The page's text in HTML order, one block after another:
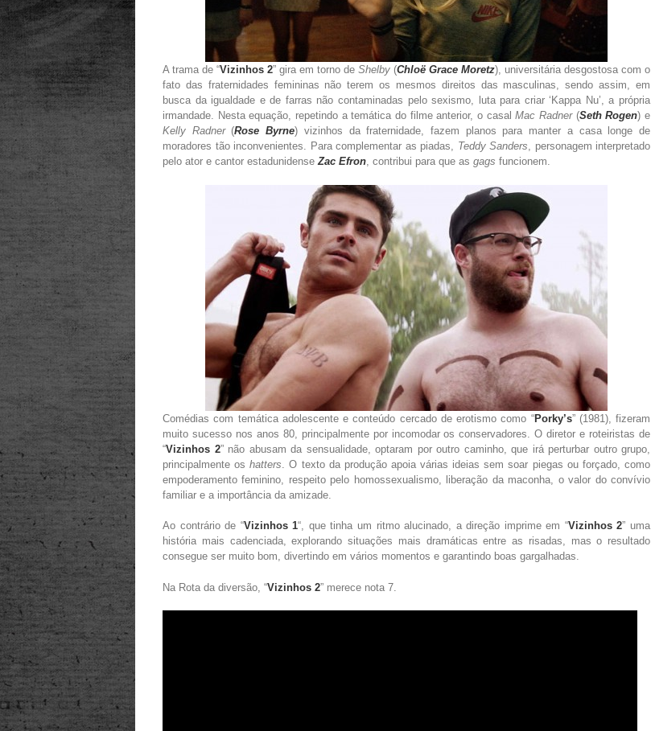
A trama de “Vizinhos 2” gira em torno de Shelby (Chloë Grace Moretz), universitária desgostosa com o
fato das fraternidades femininas não terem os mesmos direitos das masculinas, sendo assim, em
busca da igualdade e de farras não contaminadas pelo sexismo, luta para criar ‘Kappa Nu’, a própria
irmandade. Nesta equação, repetindo a temática do filme anterior, o casalMac Radner(Seth Rogen) e
Kelly Radner(Rose Byrne) vizinhos da fraternidade, fazem planos para manter a casa longe de
moradores tão inconvenientes. Para complementar as piadas, Teddy Sanders, personagem interpretado
pelo ator e cantor estadunidenseZac Efron, contribui para que as gags funcionem.
Comédias com temática adolescente e conteúdo cercado de erotismo como “Porky’s” (1981), fizeram
muito sucesso nos anos 80, principalmente por incomodar os conservadores. O diretor e roteiristas de
“Vizinhos 2” não abusam da sensualidade, optaram por outro caminho, que irá perturbar outro grupo,
principalmente oshatters . O texto da produção apoia várias ideias sem soar piegas ou forçado, como
empoderamento feminino, respeito pelo homossexualismo, liberação da maconha, o valor do convívio
familiar e a importância da amizade.
Ao contrário de “Vizinhos 1“, que tinha um ritmo alucinado, a direção imprime em “Vizinhos 2” uma
história mais cadenciada, explorando situações mais dramáticas entre as risadas, mas o resultado
consegue ser muito bom, divertindo em vários momentos e garantindo boas gargalhadas.
Na Rota da diversão, “Vizinhos 2” merece nota 7.